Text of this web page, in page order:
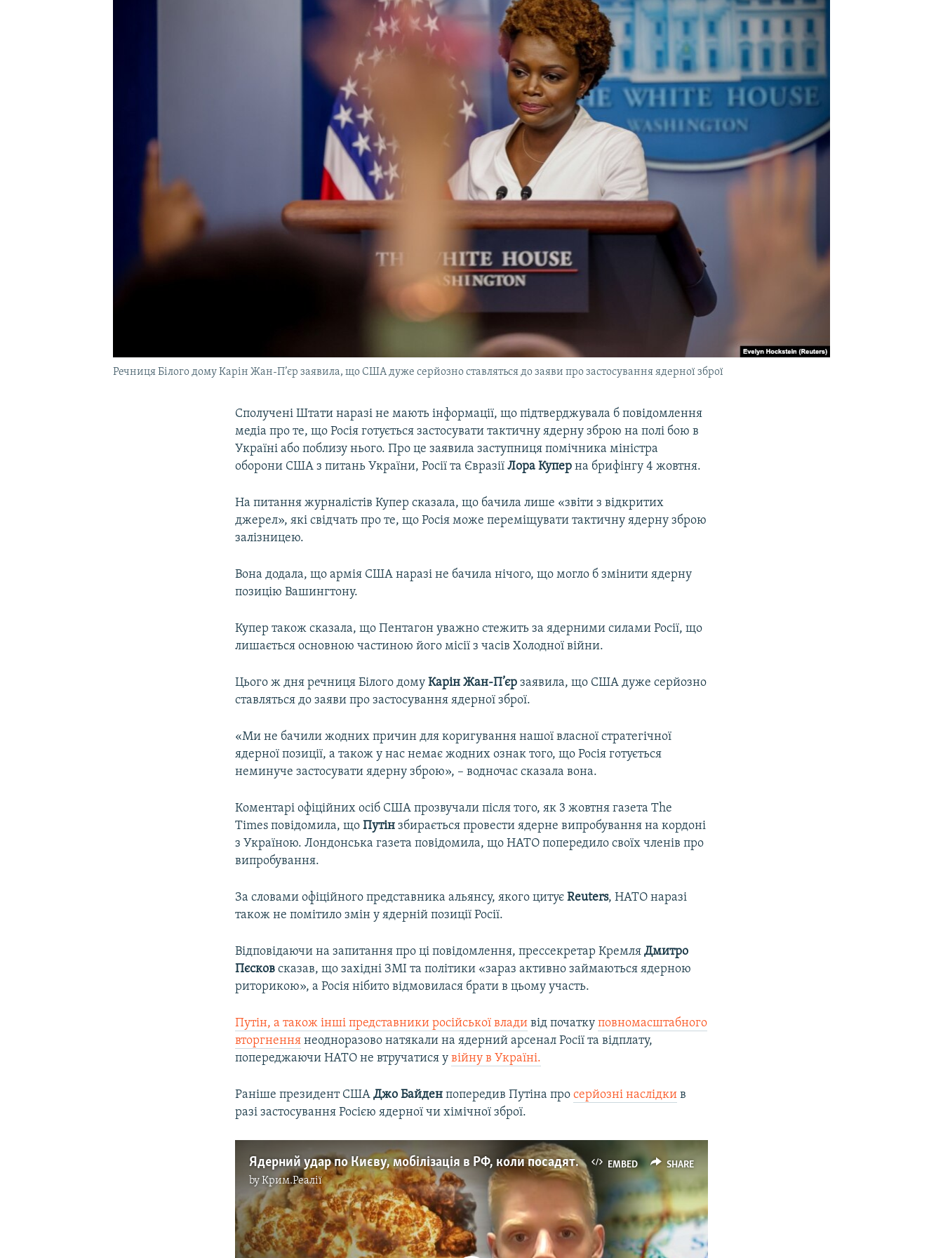
Речниця Білого дому Карін Жан-П’єр заявила, що США дуже серйозно ставляться до заяви про застосування ядерної зброї
Сполучені Штати наразі не мають інформації, що підтверджувала б повідомлення
медіа про те, що Росія готується застосувати тактичну ядерну зброю на полі бою в
Україні або поблизу нього. Про це заявила заступниця помічника міністра
оборони США з питань України, Росії та ЄвразіїЛора Купер на брифінгу 4 жовтня.
На питання журналістів Купер сказала, що бачила лише «звіти з відкритих
джерел», які свідчать про те, що Росія може переміщувати тактичну ядерну зброю
залізницею.
Вона додала, що армія США наразі не бачила нічого, що могло б змінити ядерну
позицію Вашингтону.
Купер також сказала, що Пентагон уважно стежить за ядерними силами Росії, що
лишається основною частиною його місії з часів Холодної війни.
Цього ж дня речниця Білого домуКарін Жан-П’єр заявила, що США дуже серйозно
ставляться до заяви про застосування ядерної зброї.
«Ми не бачили жодних причин для коригування нашої власної стратегічної
ядерної позиції, а також у нас немає жодних ознак того, що Росія готується
неминуче застосувати ядерну зброю», – водночас сказала вона.
Коментарі офіційних осіб США прозвучали після того, як 3 жовтня газета The
Times повідомила, щоПутін збирається провести ядерне випробування на кордоні
з Україною. Лондонська газета повідомила, що НАТО попередило своїх членів про
випробування.
За словами офіційного представника альянсу, якого цитуєReuters, НАТО наразі
також не помітило змін у ядерній позиції Росії.
Відповідаючи на запитання про ці повідомлення, прессекретар КремляДмитро
Пєсков сказав, що західні ЗМІ та політики «зараз активно займаються ядерною
риторикою», а Росія нібито відмовилася брати в цьому участь.
Путін, а також інші представники російської влади від початкуповномасштабного
вторгнення неодноразово натякали на ядерний арсенал Росії та відплату,
попереджаючи НАТО не втручатися увійну в Україні.
Раніше президент СШАДжо Байден попередив Путіна просерйозні наслідки в
разі застосування Росією ядерної чи хімічної зброї.
EMBED SHARE
Ядерний удар по Києву, мобілізація в РФ, коли посадять Путіна? Інтерв'ю з аналітиком ISW
byКрим.Реалії